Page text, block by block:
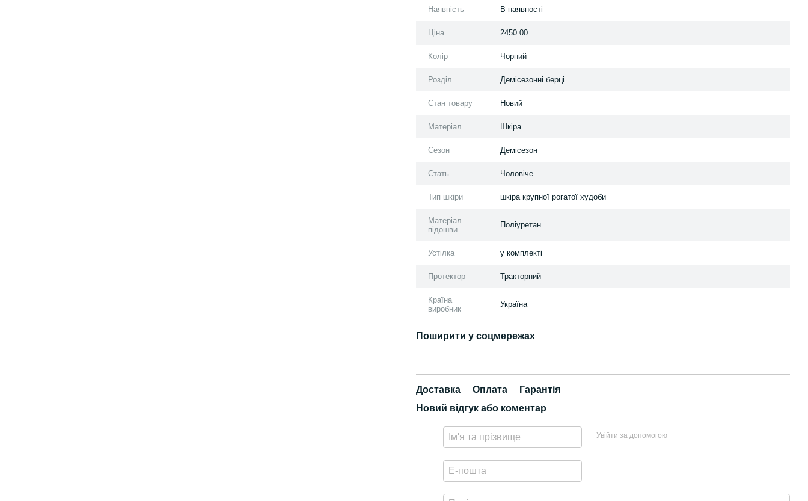
Наявність В наявності
Ціна 2450.00
Колір Чорний
Розділ Демісезонні берці
Стан товару Новий
Матеріал Шкіра
Сезон Демісезон
Стать Чоловіче
Тип шкіри шкіра крупної рогатої худоби
Матеріал
підошви
Поліуретан
Устілка у комплекті
Протектор Тракторний
Країна
виробник
Україна
Поширити у соцмережах
Доставка Оплата
Гарантія
Новий відгук або коментар
Увійти за допомогою